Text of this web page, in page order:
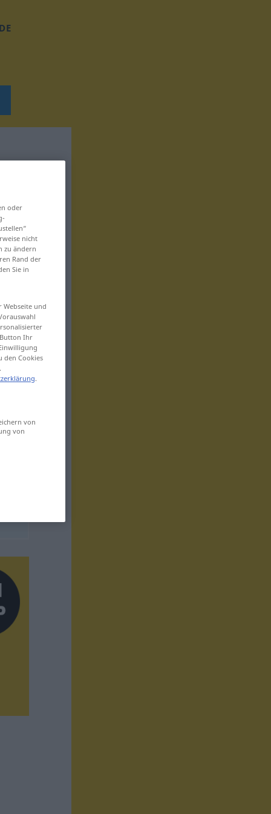
oder
nicht
zu ändern
Rand der
Sie in
und
Ihr
den Cookies
.
von
von